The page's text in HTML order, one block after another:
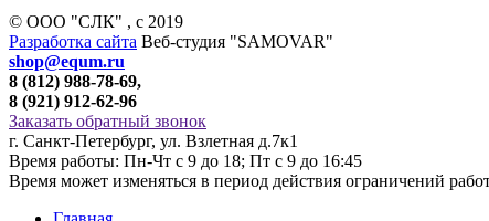
© ООО "СЛК" , c 2019
Разработка сайта Веб-студия "SAMOVAR"
shop@equm.ru
8 (812) 988-78-69,
8 (921) 912-62-96
Заказать обратный звонок
г. Санкт-Петербург, ул. Взлетная д.7к1
Время работы: Пн-Чт с 9 до 18; Пт с 9 до 16:45
Время может изменяться в период действия ограничений